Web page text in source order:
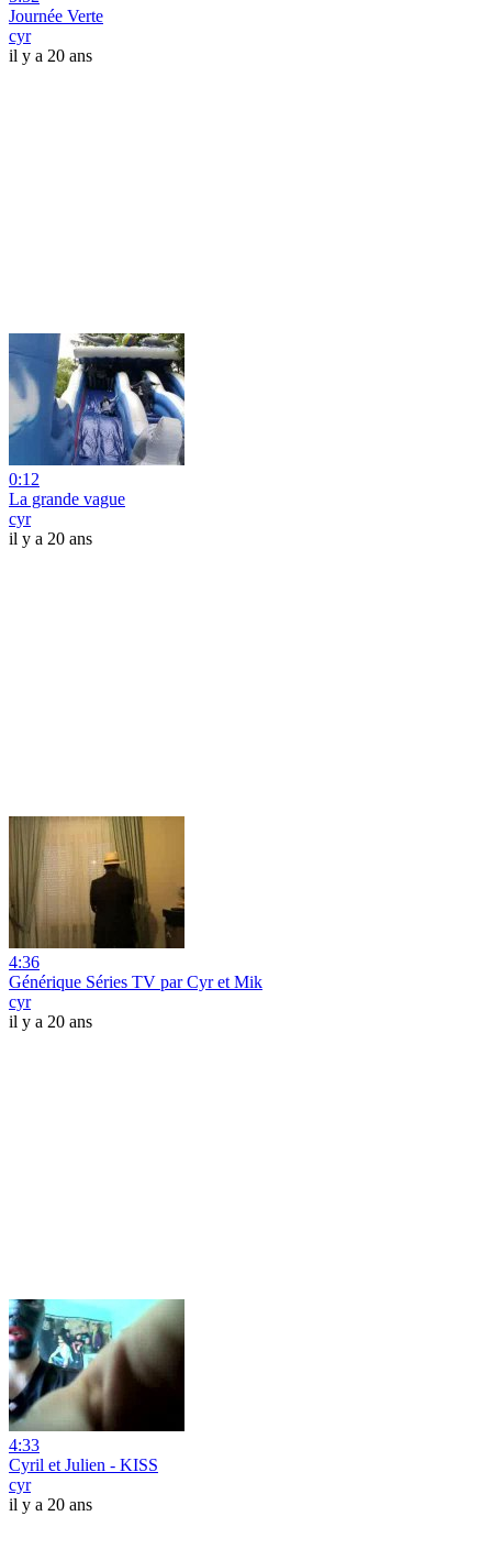
Journée Verte
cyr
il y a 20 ans
0:12
La grande vague
cyr
il y a 20 ans
4:36
Générique Séries TV par Cyr et Mik
cyr
il y a 20 ans
4:33
Cyril et Julien - KISS
cyr
il y a 20 ans